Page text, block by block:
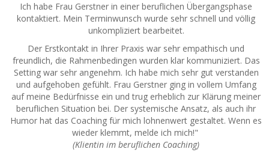
Ich habe Frau Gerstner in einer beruflichen Übergangsphase
kontaktiert. Mein Terminwunsch wurde sehr schnell und völlig
unkompliziert bearbeitet.
Der Erstkontakt in Ihrer Praxis war sehr empathisch und
freundlich, die Rahmenbedingen wurden klar kommuniziert. Das
Setting war sehr angenehm. Ich habe mich sehr gut verstanden
und aufgehoben gefühlt. Frau Gerstner ging in vollem Umfang
auf meine Bedürfnisse ein und trug erheblich zur Klärung meiner
beruflichen Situation bei. Der systemische Ansatz, als auch ihr
Humor hat das Coaching für mich lohnenwert gestaltet. Wenn es
wieder klemmt, melde ich mich!"
(Klientin im beruflichen Coaching)